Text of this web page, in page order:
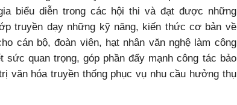
biểu diễn trong các hội thi và đạt được những
truyền dạy những kỹ năng, kiến thức cơ bản về
cán bộ, đoàn viên, hạt nhân văn nghệ làm công
quan trọng, góp phần đẩy mạnh công tác bảo
văn hóa truyền thống phục vụ nhu cầu hưởng thụ